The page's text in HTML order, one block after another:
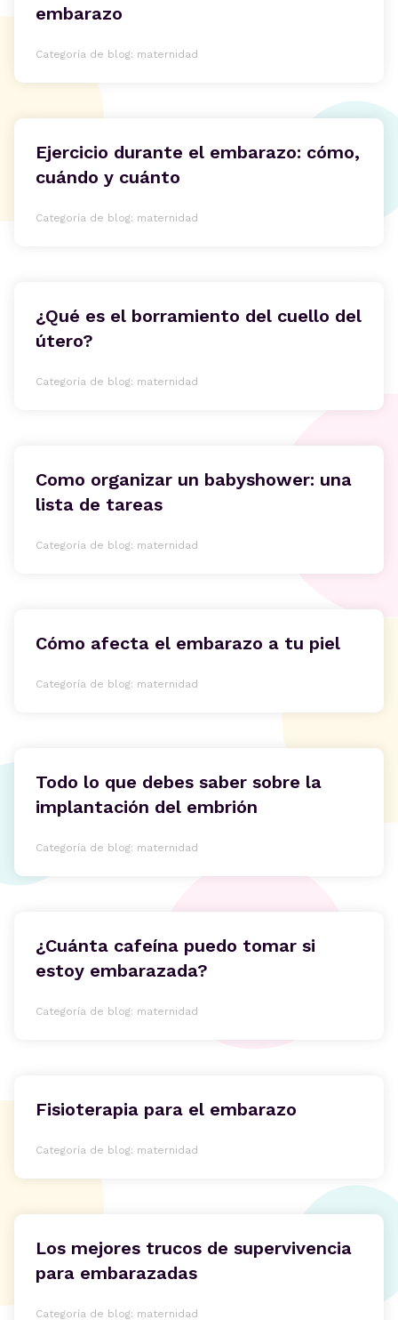
embarazo
Categoría de blog: maternidad
Ejercicio durante el embarazo: cómo,
cuándo y cuánto
Categoría de blog: maternidad
¿Qué es el borramiento del cuello del
útero?
Categoría de blog: maternidad
Como organizar un babyshower: una
lista de tareas
Categoría de blog: maternidad
Cómo afecta el embarazo a tu piel
Categoría de blog: maternidad
Todo lo que debes saber sobre la
implantación del embrión
Categoría de blog: maternidad
¿Cuánta cafeína puedo tomar si
estoy embarazada?
Categoría de blog: maternidad
Fisioterapia para el embarazo
Categoría de blog: maternidad
Los mejores trucos de supervivencia
para embarazadas
Categoría de blog: maternidad